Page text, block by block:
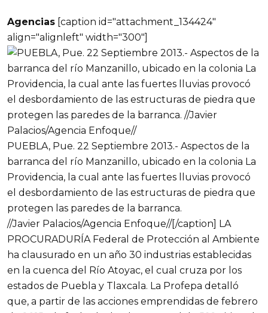
Agencias [caption id="attachment_134424"
align="alignleft" width="300"]
PUEBLA, Pue. 22 Septiembre 2013.- Aspectos de la
barranca del río Manzanillo, ubicado en la colonia La
Providencia, la cual ante las fuertes lluvias provocó
el desbordamiento de las estructuras de piedra que
protegen las paredes de la barranca.
//Javier Palacios/Agencia Enfoque//[/caption] LA
PROCURADURÍA Federal de Protección al Ambiente
ha clausurado en un año 30 industrias establecidas
en la cuenca del Río Atoyac, el cual cruza por los
estados de Puebla y Tlaxcala. La Profepa detalló
que, a partir de las acciones emprendidas de febrero